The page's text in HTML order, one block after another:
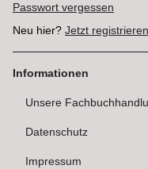
Passwort vergessen
Neu hier? Jetzt
Informationen
Unsere
Datenschutz
Impressum